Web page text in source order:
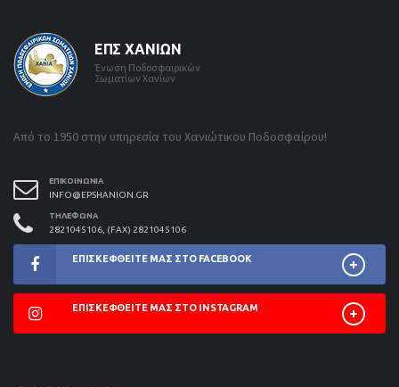
ΕΠΣ ΧΑΝΊΩΝ
Ένωση Ποδοσφαιρικών
Σωματίων Χανίων
Από το 1950 στην υπηρεσία του Χανιώτικου Ποδοσφαίρου!
ΕΠΙΚΟΙΝΩΝΊΑ
INFO@EPSHANION.GR
ΤΗΛΈΦΩΝΑ
2821045106, (FAX) 2821045106
ΕΠΙΣΚΕΦΘΕΊΤΕ ΜΑΣ ΣΤΟ FACEBOOK
ΕΠΙΣΚΕΦΘΕΊΤΕ ΜΑΣ ΣΤΟ INSTAGRAM